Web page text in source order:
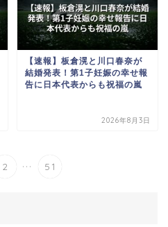
【速報】板倉滉と川口春奈が
結婚発表！第1子妊娠の幸せ報
告に日本代表からも祝福の嵐
2026年8月3日
2 ... 51